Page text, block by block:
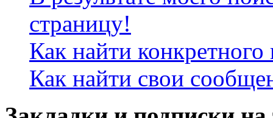
страницу!
Как найти конкретного
Как найти свои